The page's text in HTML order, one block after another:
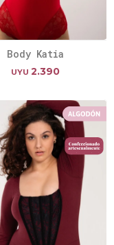
Body Katia
UYU 2.390